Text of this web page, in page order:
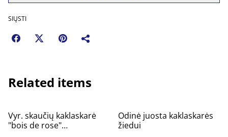
SIŲSTI
Related items
Vyr. skaučių kaklaskarė
"bois de rose"
Odinė juosta kaklaskarės
žiedui